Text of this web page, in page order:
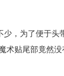
，为了便于
术贴尾部竟然